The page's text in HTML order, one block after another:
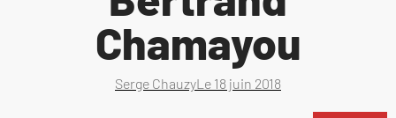
Chamayou
Serge ChauzyLe 18 juin 2018